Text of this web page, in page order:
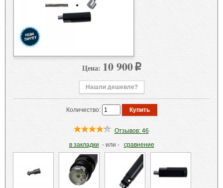
Цена: 10 900p
Нашли дешевле?
Количество:
Отзывов: 46
в закладки - или - сравнение